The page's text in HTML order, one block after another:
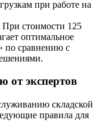
при работе на
При стоимости 125
оптимальное
по сравнению с
от экспертов
складской
правила для